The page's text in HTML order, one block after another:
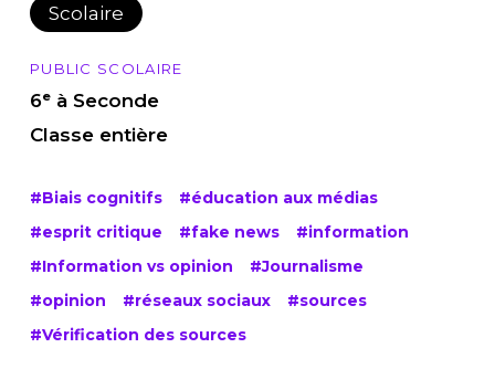
Scolaire
PUBLIC SCOLAIRE
6ᵉ à Seconde
Classe entière
#Biais cognitifs
#éducation aux médias
#esprit critique
#fake news
#information
#Information vs opinion
#Journalisme
#opinion
#réseaux sociaux
#sources
#Vérification des sources